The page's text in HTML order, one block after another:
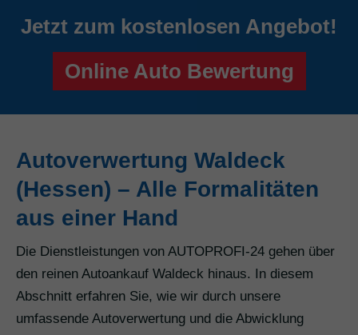
Jetzt zum kostenlosen Angebot!
Online Auto Bewertung
Autoverwertung Waldeck
(Hessen) – Alle Formalitäten
aus einer Hand
Die Dienstleistungen von AUTOPROFI-24 gehen über
den reinen Autoankauf Waldeck hinaus. In diesem
Abschnitt erfahren Sie, wie wir durch unsere
umfassende Autoverwertung und die Abwicklung